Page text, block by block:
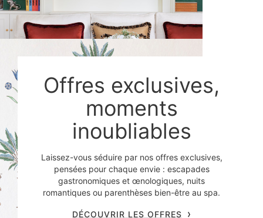
Offres exclusives,
moments
inoubliables
Laissez-vous séduire par nos offres exclusives,
pensées pour chaque envie : escapades
gastronomiques et œnologiques, nuits
romantiques ou parenthèses bien-être au spa.
DÉCOUVRIR LES OFFRES